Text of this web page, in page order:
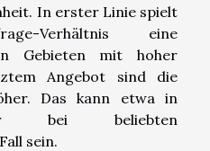
In erster Linie spielt
Verhältnis eine
Gebieten mit hoher
Angebot sind die
Das kann etwa in
bei beliebten
sein.